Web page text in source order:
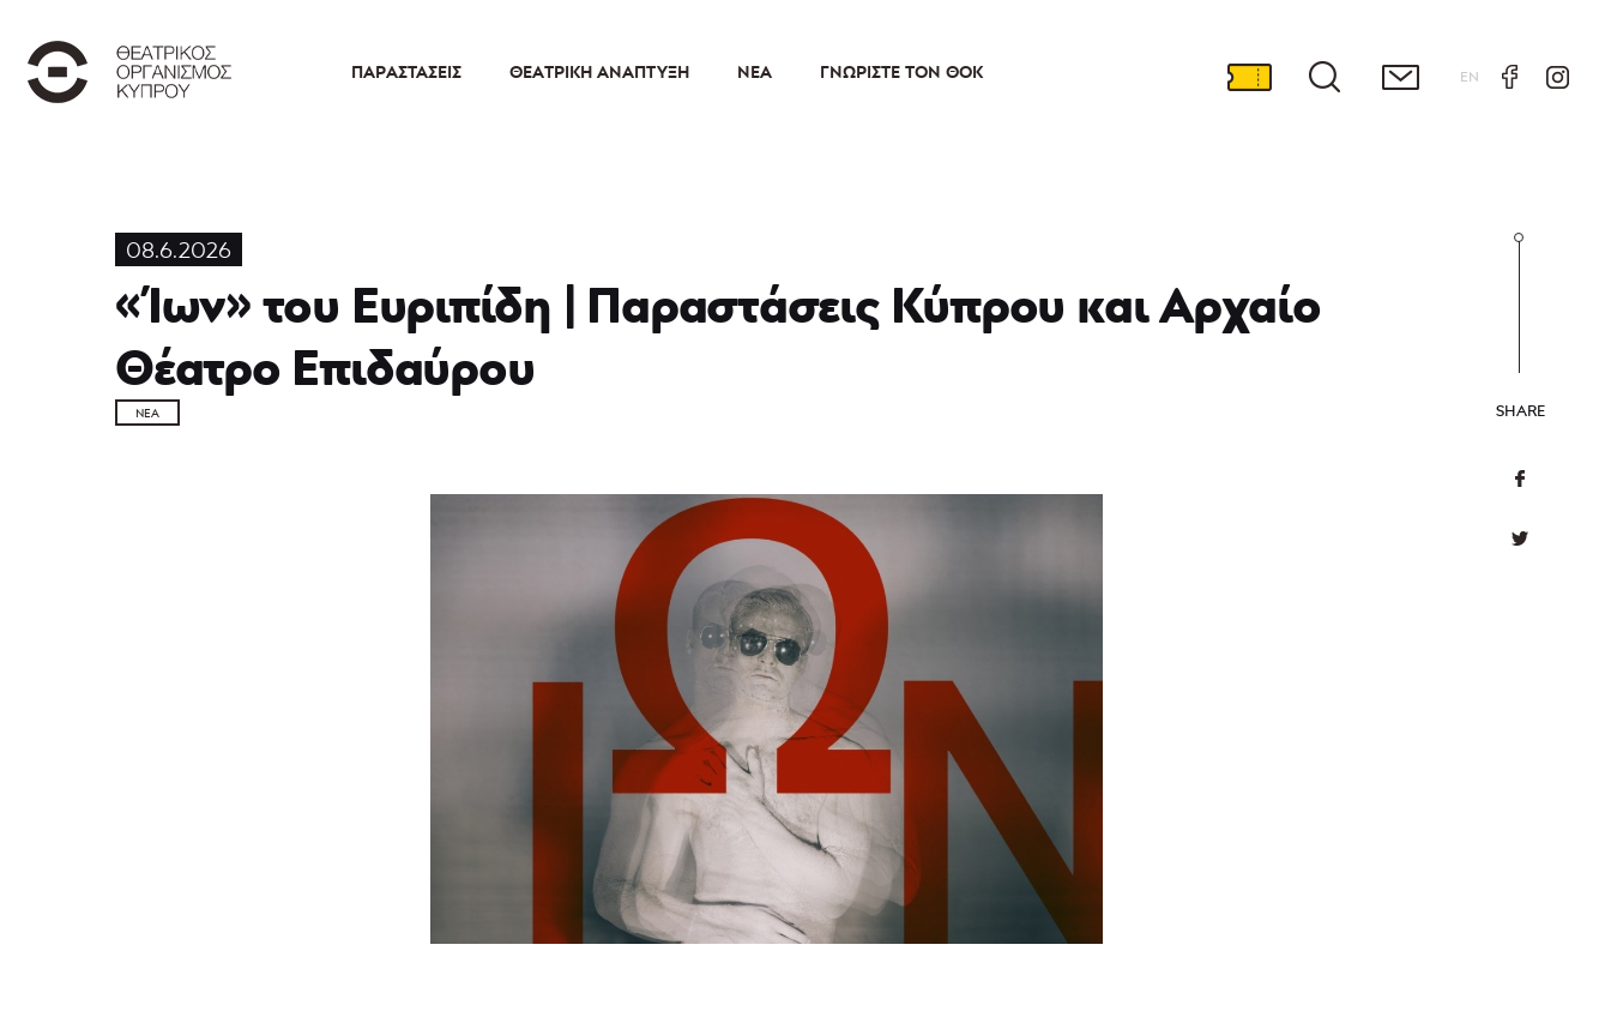
ΠΑΡΑΣΤΆΣΕΙΣ ΘΕΑΤΡΙΚΉ ΑΝΆΠΤΥΞΗ ΝΈΑ ΓΝΩΡΊΣΤΕ ΤΟΝ ΘΟΚ EN
08.6.2026
«Ίων» του Ευριπίδη | Παραστάσεις Κύπρου και Αρχαίο
Θέατρο Επιδαύρου
ΝΈΑ SHARE